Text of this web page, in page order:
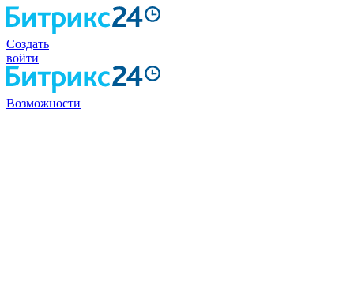
Создать
войти
Возможности